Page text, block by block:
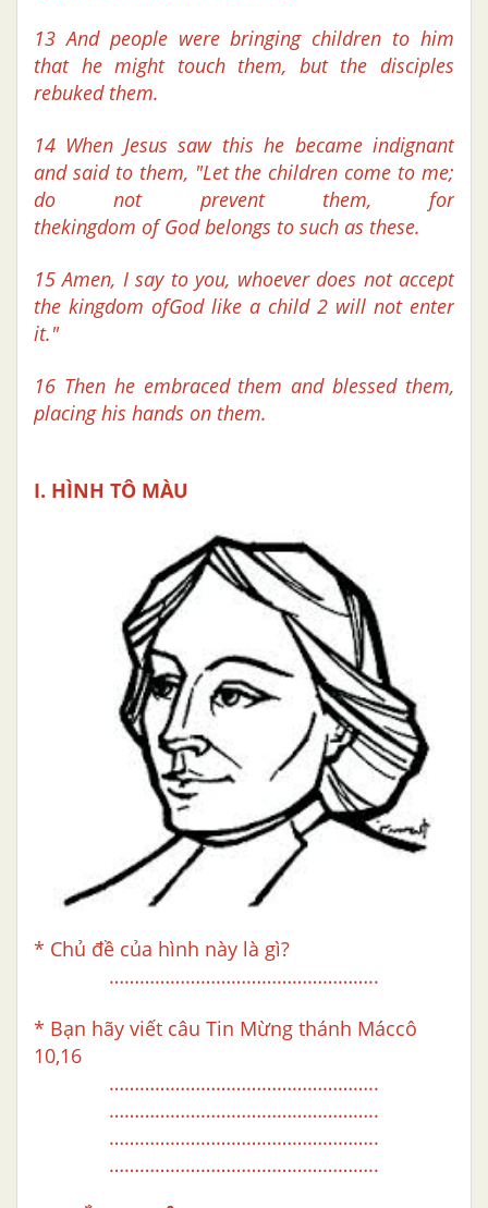
13 And people were bringing children to him
that he might touch them, but the disciples
rebuked them.
14 When Jesus saw this he became indignant
and said to them, "Let the children come to me;
do not prevent them, for
thekingdom of God belongs to such as these.
15 Amen, I say to you, whoever does not accept
the kingdom ofGod like a child 2 will not enter
it."
16 Then he embraced them and blessed them,
placing his hands on them.
I. HÌNH TÔ MÀU
* Chủ đề của hình này là gì?
……………………………………………..
* Bạn hãy viết câu Tin Mừng thánh Máccô
10,16
……………………………………………..
……………………………………………..
……………………………………………..
……………………………………………..